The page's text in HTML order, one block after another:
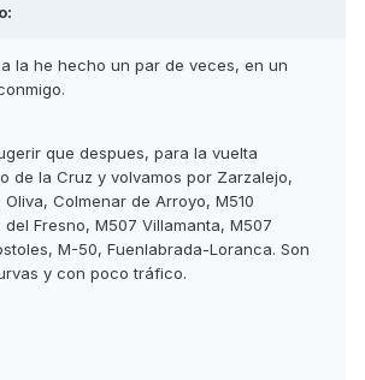
la he hecho un par de veces, en un
que despues, para la vuelta
de la Cruz y volvamos por Zarzalejo,
Colmenar de Arroyo, M510
Fresno, M507 Villamanta, M507
M-50, Fuenlabrada-Loranca. Son
y con poco tráfico.